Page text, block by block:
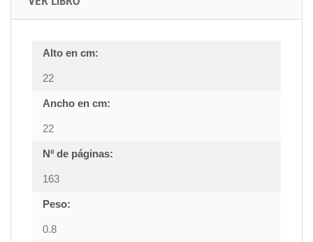
Alto en cm:
22
Ancho en cm:
22
Nº de páginas:
163
Peso:
0.8